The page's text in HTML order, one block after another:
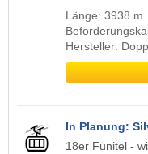
Länge: 3938 m
Hersteller:
In Planung:
18er Funitel -